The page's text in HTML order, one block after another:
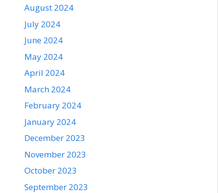
August 2024
July 2024
June 2024
May 2024
April 2024
March 2024
February 2024
January 2024
December 2023
November 2023
October 2023
September 2023